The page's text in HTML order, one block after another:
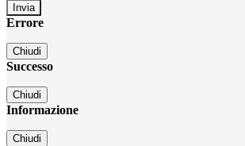
Errore
Chiudi
Successo
Chiudi
Informazione
Chiudi